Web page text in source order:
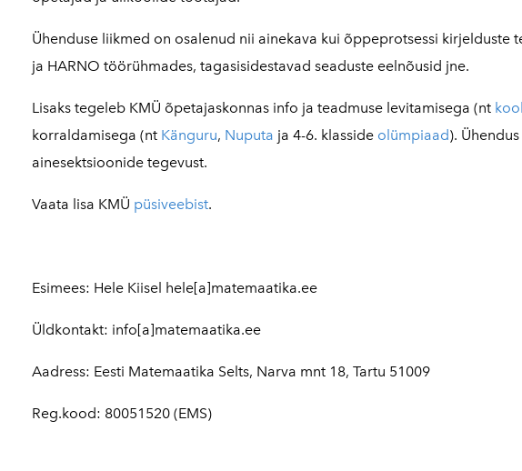
Ühenduse liikmed on osalenud nii ainekava kui õppeprotsessi kirjelduste
ja HARNO töörühmades, tagasisidestavad seaduste eelnõusid jne.
Lisaks tegeleb KMÜ õpetajaskonnas info ja teadmuse levitamisega (nt
korraldamisega (nt Känguru, Nuputa ja 4-6. klasside olümpiaad).
ainesektsioonide tegevust.
Vaata lisa KMÜ püsiveebist.
Esimees: Hele Kiisel hele[a]matemaatika.ee
Üldkontakt: info[a]matemaatika.ee
Aadress: Eesti Matemaatika Selts, Narva mnt 18, Tartu 51009
Reg.kood: 80051520 (EMS)